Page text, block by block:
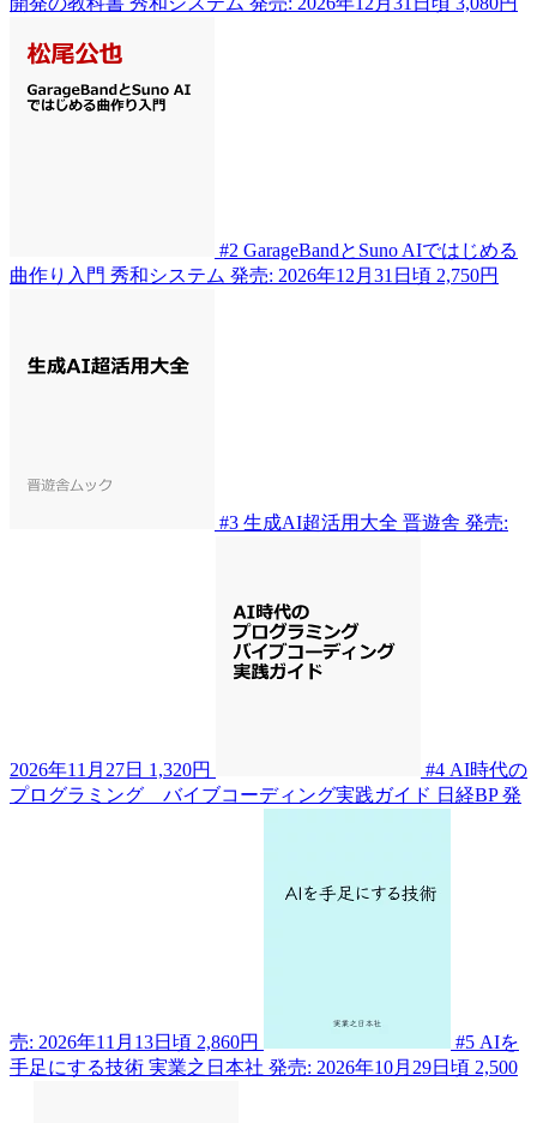
#2 GarageBandとSuno AIではじめる
曲作り入門 秀和システム 発売: 2026年12月31日頃 2,750円
#3 生成AI超活用大全 晋遊舎 発売:
2026年11月27日 1,320円 #4 AI時代の
プログラミング バイブコーディング実践ガイド 日経BP 発
売: 2026年11月13日頃 2,860円 #5 AIを
手足にする技術 実業之日本社 発売: 2026年10月29日頃 2,500